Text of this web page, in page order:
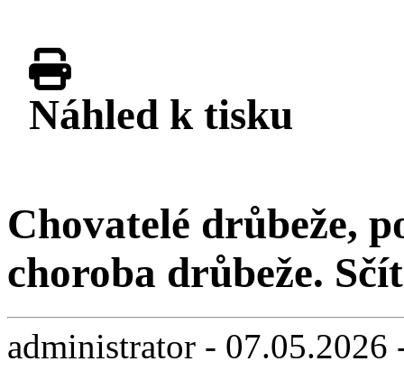
Náhled k tisku
Chovatelé drůbeže,
choroba drůbeže.
administrator -